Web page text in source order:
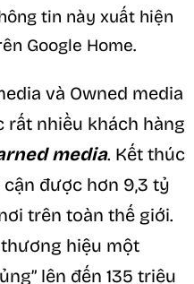
tin này xuất hiện
Google Home.
và Owned media
rất nhiều khách hàng
media. Kết thúc
được hơn 9,3 tỷ
trên toàn thế giới.
hiệu một
lên đến 135 triệu